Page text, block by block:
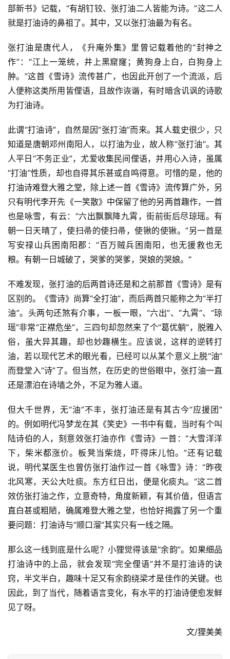
部新书》记载，“有胡钉铰、张打油二人皆能为诗。”这二人
就是打油诗的鼻祖了。其中，又以张打油最为有名。
张打油是唐代人，《升庵外集》里曾记载着他的“封神之
作”：“江上一笼统，井上黑窟窿；黄狗身上白，白狗身上
肿。”这首《雪诗》流传甚广，也因此开创了一个流派，后
人便称这类所用皆俚语，且故作诙谐，有时暗含讥讽的诗歌
为打油诗。
此谓“打油诗”，自然是因“张打油”而来。其人载史很少，只
知道是唐朝邓州南阳人，以打油为业，故人称“张打油”。其
人平日“不务正业”，尤爱收集民间俚语，并用心入诗，虽属
“打油”性质，却也自得其乐甚或自鸣得意。可惜的是，他的
打油诗难登大雅之堂，除上述一首《雪诗》流传算广外，另
只有明代李开先《一笑散》中保留了他的另两首趣作，一首
也是咏雪，有云：“六出飘飘降九霄，街前街后尽琼瑶。有
朝一日天晴了，使扫帚的使扫帚，使锹的使锹。”另一首是
写安禄山兵困南阳郡：“百万贼兵困南阳，也无援救也无
粮。有朝一日城破了，哭爹的哭爹，哭娘的哭娘。”
不难发现，张打油的后两首诗还是和之前那首《雪诗》是有
区别的。《雪诗》尚算“全打油”，而后两首只能称之为“半打
油”。头两句还煞有介事，一板一眼，“六出”、“九霄”、“琼
瑶”非常“正襟危坐”，三四句却忽然来了个“葛优躺”，脱雅入
俗，虽大异其趣，却也妙趣横生。应该说，这样的逆转打
油，若以现代艺术的眼光看，已经可以从某个意义上脱“油”
而登堂入“诗”了。但当然，在历史的世俗眼中，张打油一直
还是漂泊在诗墙之外，不足为雅人道。
但大千世界，无“油”不丰，张打油还是有其古今“应援团”
的。例如明代冯梦龙在其《笑史》一书中有载，当时有个叫
陆诗伯的人，刻意效张打油亦作《雪诗》一首：“大雪洋洋
下，柴米都涨价。板凳当柴烧，吓得床儿怕。”还有记载
说，明代某医生也曾仿张打油作过一首《咏雪》诗：“昨夜
北风寒，天公大吐痰。东方红日出，便是化痰丸。”这二首
效仿张打油之作，立意奇特，角度新颖，有其价值，但语言
直白甚或粗陋，确属难登大雅之堂，也恰好揭露了另一个重
要问题：打油诗与“顺口溜”其实只有一线之隔。
那么这一线到底是什么呢？小狸觉得该是“余韵”。如果细品
打油诗中的上品，就会发现“完全俚语”并不是打油诗的诀
窍，半文半白，趣味十足又有余韵绕梁才是佳作的关键。也
因此，到了当代，随着语言变化，有水平的打油诗便愈发鲜
见了呀。
文/狸美美